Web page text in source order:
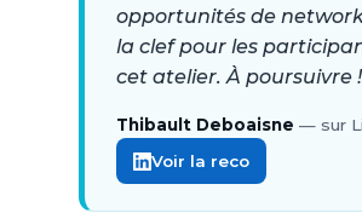
opportunités de
la clef pour les
cet atelier. À poursuivre !
Thibault Deboaisne — sur
Voir la reco